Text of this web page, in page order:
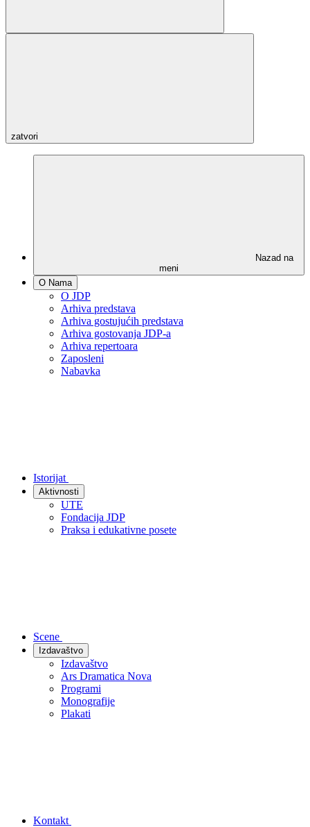
zatvori
Nazad na
meni
O Nama
O JDP
Arhiva predstava
Arhiva gostujućih predstava
Arhiva gostovanja JDP-a
Arhiva repertoara
Zaposleni
Nabavka
Istorijat
Aktivnosti
UTE
Fondacija JDP
Praksa i edukativne posete
Scene
Izdavaštvo
Izdavaštvo
Ars Dramatica Nova
Programi
Monografije
Plakati
Kontakt